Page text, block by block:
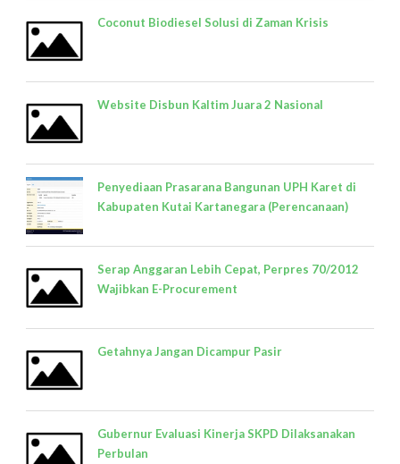
Coconut Biodiesel Solusi di Zaman Krisis
Website Disbun Kaltim Juara 2 Nasional
Penyediaan Prasarana Bangunan UPH Karet di
Kabupaten Kutai Kartanegara (Perencanaan)
Serap Anggaran Lebih Cepat, Perpres 70/2012
Wajibkan E-Procurement
Getahnya Jangan Dicampur Pasir
Gubernur Evaluasi Kinerja SKPD Dilaksanakan
Perbulan